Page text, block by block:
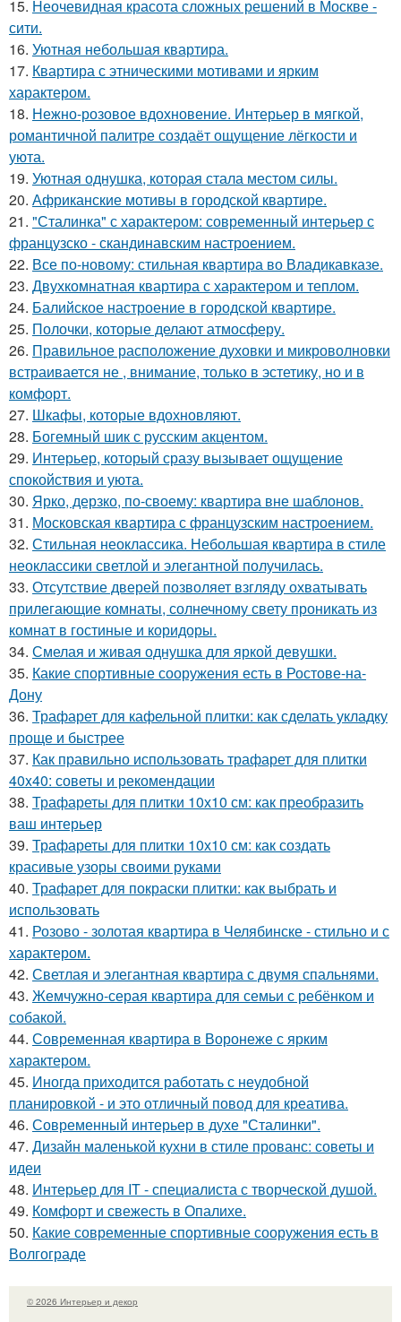
15. Неочевидная красота сложных решений в Москве -
сити.
16. Уютная небольшая квартира.
17. Квартира с этническими мотивами и ярким
характером.
18. Нежно-розовое вдохновение. Интерьер в мягкой,
романтичной палитре создаёт ощущение лёгкости и
уюта.
19. Уютная однушка, которая стала местом силы.
20. Африканские мотивы в городской квартире.
21. "Сталинка" с характером: современный интерьер с
французско - скандинавским настроением.
22. Все по-новому: стильная квартира во Владикавказе.
23. Двухкомнатная квартира с характером и теплом.
24. Балийское настроение в городской квартире.
25. Полочки, которые делают атмосферу.
26. Правильное расположение духовки и микроволновки
встраивается не , внимание, только в эстетику, но и в
комфорт.
27. Шкафы, которые вдохновляют.
28. Богемный шик с русским акцентом.
29. Интерьер, который сразу вызывает ощущение
спокойствия и уюта.
30. Ярко, дерзко, по-своему: квартира вне шаблонов.
31. Московская квартира с французским настроением.
32. Стильная неоклассика. Небольшая квартира в стиле
неоклассики светлой и элегантной получилась.
33. Отсутствие дверей позволяет взгляду охватывать
прилегающие комнаты, солнечному свету проникать из
комнат в гостиные и коридоры.
34. Смелая и живая однушка для яркой девушки.
35. Какие спортивные сооружения есть в Ростове-на-
Дону
36. Трафарет для кафельной плитки: как сделать укладку
проще и быстрее
37. Как правильно использовать трафарет для плитки
40x40: советы и рекомендации
38. Трафареты для плитки 10х10 см: как преобразить
ваш интерьер
39. Трафареты для плитки 10х10 см: как создать
красивые узоры своими руками
40. Трафарет для покраски плитки: как выбрать и
использовать
41. Розово - золотая квартира в Челябинске - стильно и с
характером.
42. Светлая и элегантная квартира с двумя спальнями.
43. Жемчужно-серая квартира для семьи с ребёнком и
собакой.
44. Современная квартира в Воронеже с ярким
характером.
45. Иногда приходится работать с неудобной
планировкой - и это отличный повод для креатива.
46. Современный интерьер в духе "Сталинки".
47. Дизайн маленькой кухни в стиле прованс: советы и
идеи
48. Интерьер для IT - специалиста с творческой душой.
49. Комфорт и свежесть в Опалихе.
50. Какие современные спортивные сооружения есть в
Волгограде
© 2026 Интерьер и декор